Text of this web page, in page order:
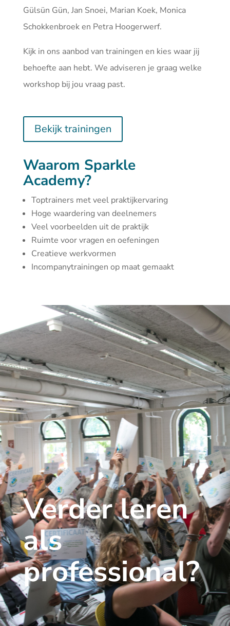
Gülsün Gün, Jan Snoei, Marian Koek, Monica
Schokkenbroek en Petra Hoogerwerf.
Kijk in ons aanbod van trainingen en kies waar jij
behoefte aan hebt. We adviseren je graag welke
workshop bij jou vraag past.
Bekijk trainingen
Waarom Sparkle
Academy?
Toptrainers met veel praktijkervaring
Hoge waardering van deelnemers
Veel voorbeelden uit de praktijk
Ruimte voor vragen en oefeningen
Creatieve werkvormen
Incompanytrainingen op maat gemaakt
Verder leren
als
professional?